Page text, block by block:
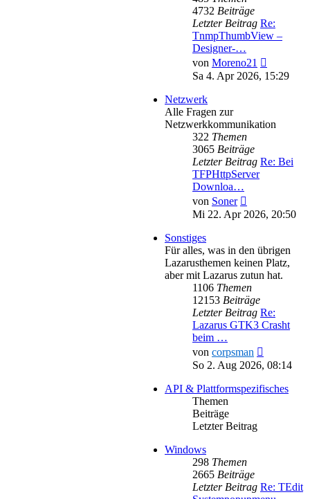
4732 Beiträge
Letzter Beitrag Re:
TnmpThumbView –
Designer-…
von Moreno21
Beitrag
Sa 4. Apr 2026, 15:29
Netzwerk
Alle Fragen zur
Netzwerkkommunikation
322 Themen
3065 Beiträge
Letzter Beitrag Re: Bei
TFPHttpServer
Downloa…
von Soner
Beitrag
Mi 22. Apr 2026, 20:50
Sonstiges
Für alles, was in den übrigen
Lazarusthemen keinen Platz,
aber mit Lazarus zutun hat.
1106 Themen
12153 Beiträge
Letzter Beitrag Re:
Lazarus GTK3 Crasht
beim …
von corpsman
Beitrag
So 2. Aug 2026, 08:14
API & Plattformspezifisches
Themen
Beiträge
Letzter Beitrag
Windows
298 Themen
2665 Beiträge
Letzter Beitrag Re: TEdit